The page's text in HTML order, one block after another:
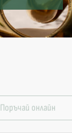
Поръчай онлайн